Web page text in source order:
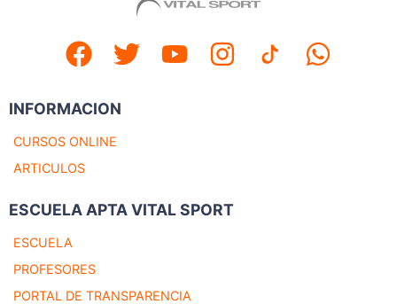
INFORMACION
CURSOS ONLINE
ARTICULOS
ESCUELA APTA VITAL SPORT
ESCUELA
PROFESORES
PORTAL DE TRANSPARENCIA